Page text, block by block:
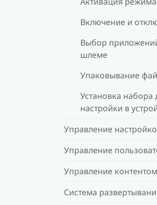
Включение и
Выбор
шлеме
Упаковывание
Установка набора
настройки в
Управление
Управление
Управление контентом
Система